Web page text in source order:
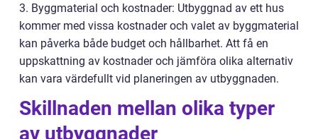
3. Byggmaterial och kostnader: Utbyggnad av ett hus
kommer med vissa kostnader och valet av byggmaterial
kan påverka både budget och hållbarhet. Att få en
uppskattning av kostnader och jämföra olika alternativ
kan vara värdefullt vid planeringen av utbyggnaden.
Skillnaden mellan olika typer
av utbyggnader